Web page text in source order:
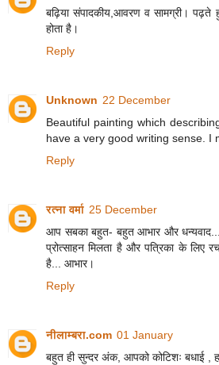
बढ़िया संपादकीय,आवरण व सामग्री। पढ़ते
होता है।
Reply
Unknown 22 December
Beautiful painting which
have a very good writing sense. I
Reply
रत्ना वर्मा 25 December
आप सबका बहुत- बहुत आभार और
प्रोत्साहन मिलता है और पत्रिका के लिए
है... आभार।
Reply
नीलाम्बरा.com 01 January
बहुत ही सुन्दर अंक, आपको कोटिशः बधाई ,